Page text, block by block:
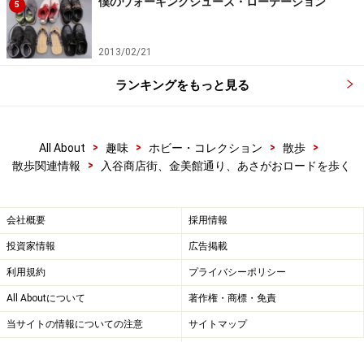
5
2013/02/21
ランキングをもっと見る
All About > 趣味 > ホビー・コレクション > 散歩
>
散歩関連情報
> 入谷商店街、金美館通り、あさがおロードを歩く
会社概要 採用情報
投資家情報 広告掲載
利用規約 プライバシーポリシー
All Aboutについて 著作権・商標・免責
当サイトの情報についての注意 サイトマップ